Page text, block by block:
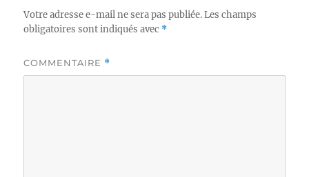
Votre adresse e-mail ne sera pas publiée. Les champs
obligatoires sont indiqués avec *
COMMENTAIRE *